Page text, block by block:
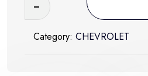
(2011
2024)*
Exceto
Category: CHEVROLET